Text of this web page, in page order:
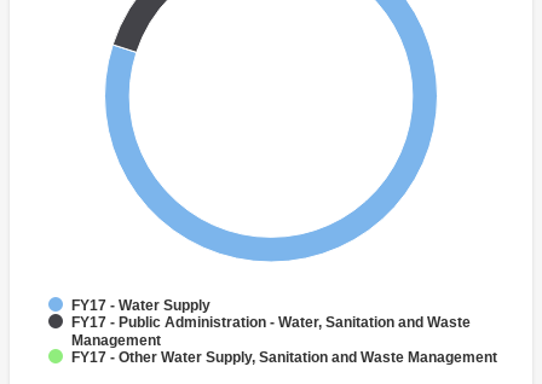
FY17 - Water Supply
FY17 - Public Administration - Water, Sanitation and Waste
Management
FY17 - Other Water Supply, Sanitation and Waste Management